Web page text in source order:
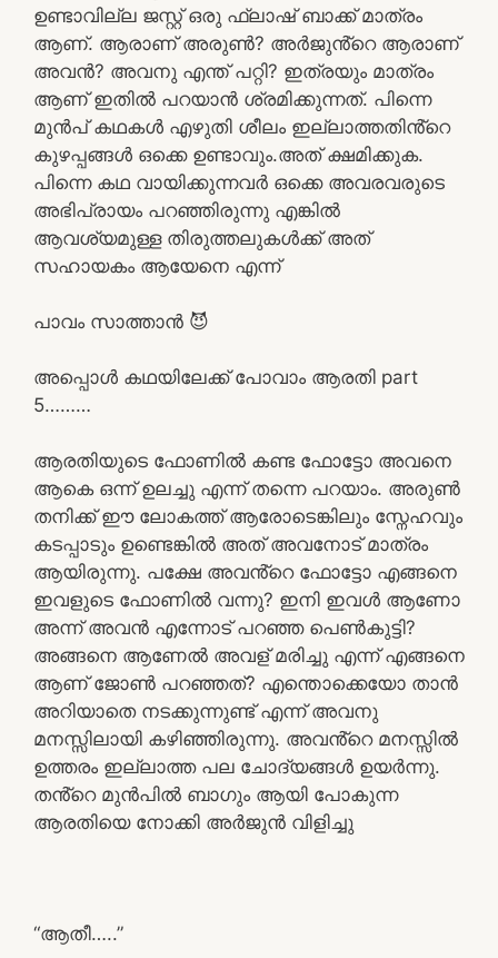
ഉണ്ടാവില്ല ജസ്റ്റ് ഒരു ഫ്ലാഷ് ബാക്ക് മാത്രം
ആണ്. ആരാണ് അരുൺ? അർജുൻ്റെ ആരാണ്
അവൻ? അവനു എന്ത് പറ്റി? ഇത്രയും മാത്രം
ആണ് ഇതിൽ പറയാൻ ശ്രമിക്കുന്നത്. പിന്നെ
മുൻപ് കഥകൾ എഴുതി ശീലം ഇല്ലാത്തതിൻ്റെ
കുഴപ്പങ്ങൾ ഒക്കെ ഉണ്ടാവും.അത് ക്ഷമിക്കുക.
പിന്നെ കഥ വായിക്കുന്നവർ ഒക്കെ അവരവരുടെ
അഭിപ്രായം പറഞ്ഞിരുന്നു എങ്കിൽ
ആവശ്യമുള്ള തിരുത്തലുകൾക്ക് അത്
സഹായകം ആയേനെ എന്ന്
പാവം സാത്താൻ 😈
അപ്പൊൾ കഥയിലേക്ക് പോവാം ആരതി part
5………
ആരതിയുടെ ഫോണിൽ കണ്ട ഫോട്ടോ അവനെ
ആകെ ഒന്ന് ഉലച്ചു എന്ന് തന്നെ പറയാം. അരുൺ
തനിക്ക് ഈ ലോകത്ത് ആരോടെങ്കിലും സ്നേഹവും
കടപ്പാടും ഉണ്ടെങ്കിൽ അത് അവനോട് മാത്രം
ആയിരുന്നു. പക്ഷേ അവൻ്റെ ഫോട്ടോ എങ്ങനെ
ഇവളുടെ ഫോണിൽ വന്നു? ഇനി ഇവൾ ആണോ
അന്ന് അവൻ എന്നോട് പറഞ്ഞ പെൺകുട്ടി?
അങ്ങനെ ആണേൽ അവള് മരിച്ചു എന്ന് എങ്ങനെ
ആണ് ജോൺ പറഞ്ഞത്? എന്തൊക്കെയോ താൻ
അറിയാതെ നടക്കുന്നുണ്ട് എന്ന് അവനു
മനസ്സിലായി കഴിഞ്ഞിരുന്നു. അവൻ്റെ മനസ്സിൽ
ഉത്തരം ഇല്ലാത്ത പല ചോദ്യങ്ങൾ ഉയർന്നു.
തൻ്റെ മുൻപിൽ ബാഗും ആയി പോകുന്ന
ആരതിയെ നോക്കി അർജുൻ വിളിച്ചു
“ആതീ…..”